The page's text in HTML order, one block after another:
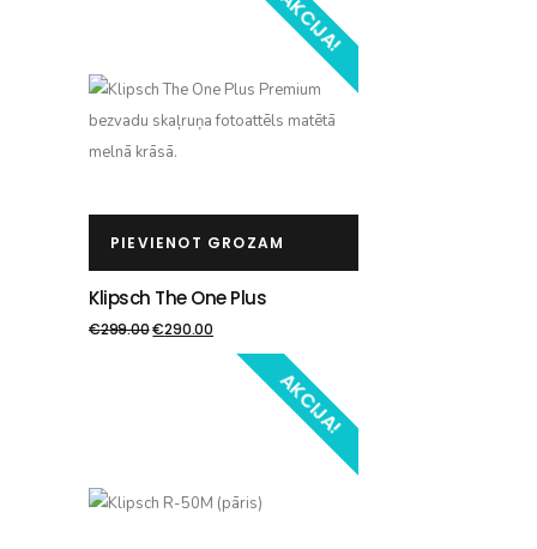
AKCIJA!
PIEVIENOT GROZAM
Klipsch The One Plus
€299.00€290.00
AKCIJA!